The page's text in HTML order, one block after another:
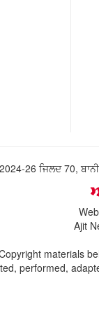
26 ਜਿਲਦ 70,
Ajit
materials
performed,